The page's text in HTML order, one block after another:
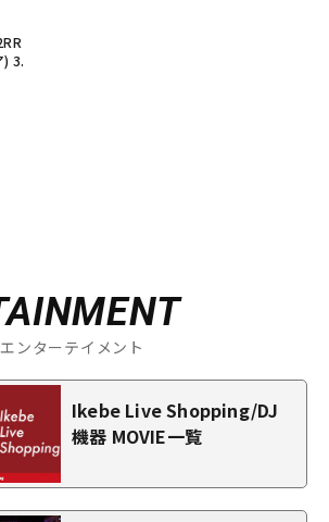
) 3.
ンターテイメント
Ikebe Live Shopping/DJ
機器 MOVIE一覧